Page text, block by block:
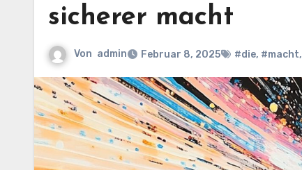
sicherer macht
Von admin Februar 8, 2025 #die, #macht,